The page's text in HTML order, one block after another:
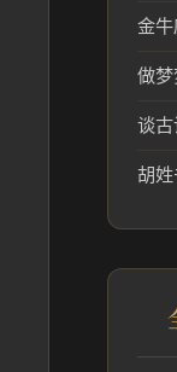
做
胡